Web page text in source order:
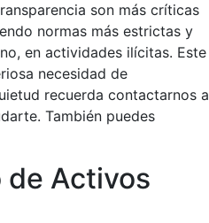
son más críticas
normas más estrictas y
en actividades ilícitas. Este
necesidad de
recuerda contactarnos a
También puedes
de Activos